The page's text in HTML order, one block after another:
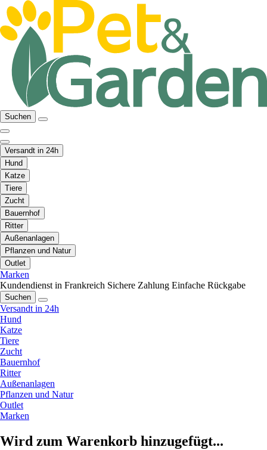
Suchen
Versandt in 24h
Hund
Katze
Tiere
Zucht
Bauernhof
Ritter
Außenanlagen
Pflanzen und Natur
Outlet
Marken
Kundendienst in Frankreich Sichere Zahlung Einfache Rückgabe
Suchen
Versandt in 24h
Hund
Katze
Tiere
Zucht
Bauernhof
Ritter
Außenanlagen
Pflanzen und Natur
Outlet
Marken
Wird zum Warenkorb hinzugefügt...